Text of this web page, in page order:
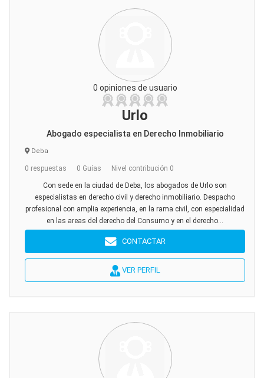
0 opiniones de usuario
Urlo
Abogado especialista en Derecho Inmobiliario
Deba
0 respuestas 0 Guías Nivel contribución 0
Con sede en la ciudad de Deba, los abogados de Urlo son
especialistas en derecho civil y derecho inmobiliario. Despacho
profesional con amplia experiencia, en la rama civil, con especialidad
en las areas del derecho del Consumo y en el derecho...
CONTACTAR
VER PERFIL